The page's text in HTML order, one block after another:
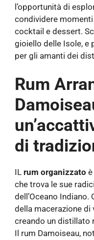
l’opportunità di
condividere
cocktail e dessert.
gioiello delle Isole, e
per gli amanti dei
Rum
di
IL rum organizzato
che trova le sue
dell’Oceano
della macerazione di
creando un distillato
Il rum Damoiseau,